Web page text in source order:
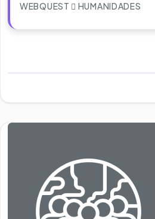
WEBQUEST HUMANIDADES